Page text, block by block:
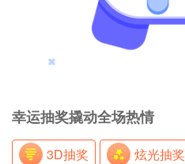
幸运抽奖撬动全场热情
3D抽奖
炫光抽奖